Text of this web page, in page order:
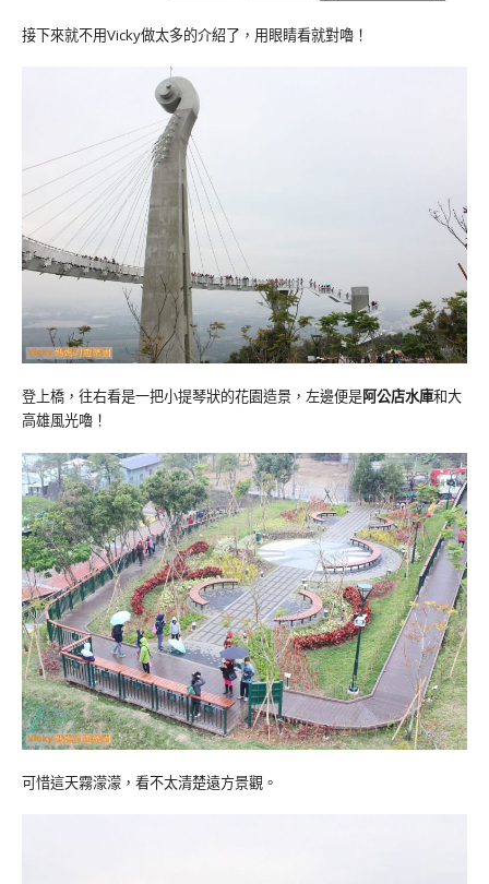
接下來就不用Vicky做太多的介紹了，用眼睛看就對嚕！
登上橋，往右看是一把小提琴狀的花園造景，左邊便是阿公店水庫和大
高雄風光嚕！
可惜這天霧濛濛，看不太清楚遠方景觀。